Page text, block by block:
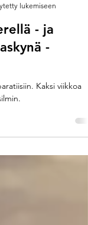
lukemiseen
- ja
-
Kaksi viikkoa